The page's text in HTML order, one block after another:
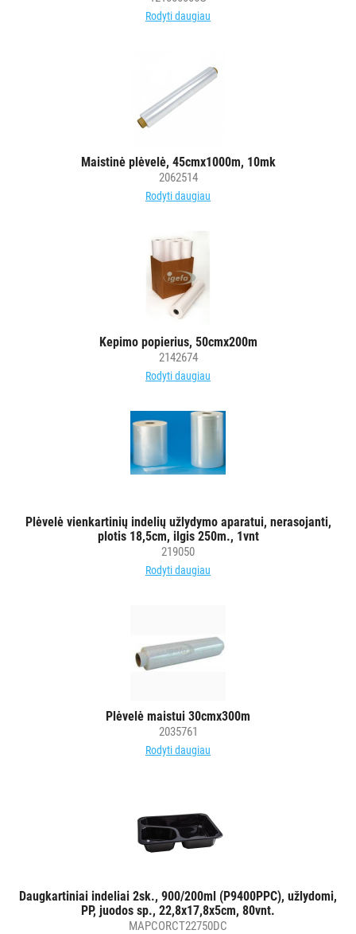
Rodyti daugiau
Maistinė plėvelė, 45cmx1000m, 10mk
2062514
Rodyti daugiau
Kepimo popierius, 50cmx200m
2142674
Rodyti daugiau
Plėvelė vienkartinių indelių užlydymo aparatui, nerasojanti,
plotis 18,5cm, ilgis 250m., 1vnt
219050
Rodyti daugiau
Plėvelė maistui 30cmx300m
2035761
Rodyti daugiau
Daugkartiniai indeliai 2sk., 900/200ml (P9400PPC), užlydomi,
PP, juodos sp., 22,8x17,8x5cm, 80vnt.
MAPCORCT22750DC